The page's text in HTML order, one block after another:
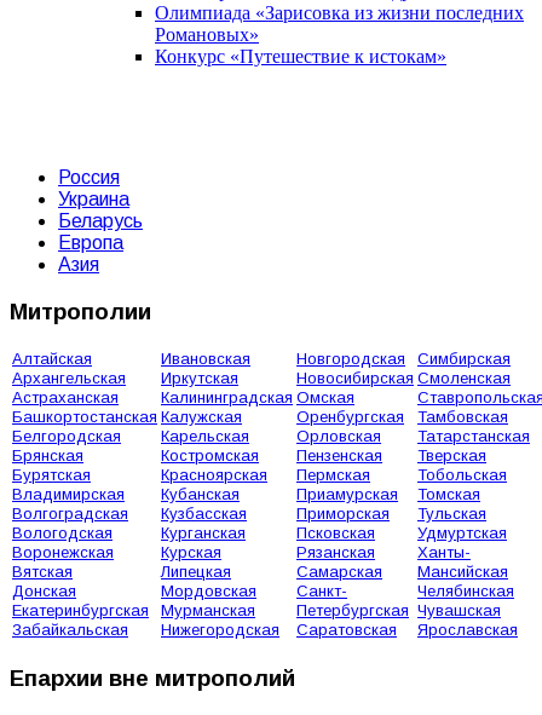
Олимпиада «Зарисовка из жизни последних
Романовых»
Конкурс «Путешествие к истокам»
Россия
Украина
Беларусь
Европа
Азия
Митрополии
Алтайская
Архангельская
Астраханская
Башкортостанская
Белгородская
Брянская
Бурятская
Владимирская
Волгоградская
Вологодская
Воронежская
Вятская
Донская
Екатеринбургская
Забайкальская
Ивановская
Иркутская
Калининградская
Калужская
Карельская
Костромская
Красноярская
Кубанская
Кузбасская
Курганская
Курская
Липецкая
Мордовская
Мурманская
Нижегородская
Новгородская
Новосибирская
Омская
Оренбургская
Орловская
Пензенская
Пермская
Приамурская
Приморская
Псковская
Рязанская
Самарская
Санкт-
Петербургская
Саратовская
Симбирская
Смоленская
Тамбовская
Татарстанская
Тверская
Тобольская
Томская
Тульская
Удмуртская
Ханты-
Мансийская
Челябинская
Чувашская
Ярославская
Епархии вне митрополий